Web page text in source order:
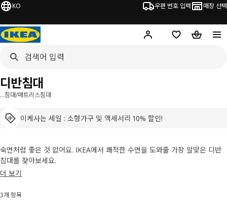
KO 우편 번호 입력 매장 선택
Hej! 로그인 하기
위시리스트장바구니
…침대/매트리스침대
이케사는 세일 : 소형가구 및 액세서리 10% 할인!
디반침대
숙면처럼 좋은 것 없어요. IKEA에서 쾌적한 수면을 도와줄 가장 알맞은 디반
침대를 찾아보세요.
더 보기
정렬 및 필터링
3개 항목